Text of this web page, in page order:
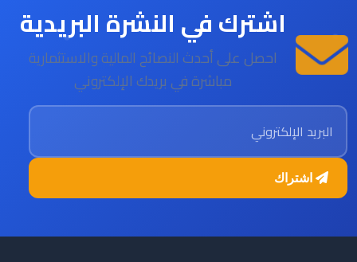
اشترك في النشرة البريدية
احصل على أحدث النصائح المالية والاستثمارية
مباشرة في بريدك الإلكتروني
البريد الإلكتروني